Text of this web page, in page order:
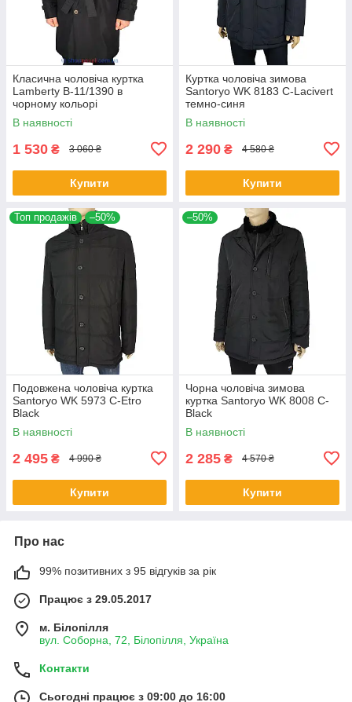
Класична чоловіча куртка
Lamberty B-11/1390 в
чорному кольорі
В наявності
1 530 ₴ 3 060 ₴
Купити
Куртка чоловіча зимова
Santoryo WK 8183 С-Lacivert
темно-синя
В наявності
2 290 ₴ 4 580 ₴
Купити
Топ продажів –50%
Подовжена чоловіча куртка
Santoryo WK 5973 C-Etro
Black
В наявності
2 495 ₴ 4 990 ₴
Купити
–50%
Чорна чоловіча зимова
куртка Santoryo WK 8008 C-
Black
В наявності
2 285 ₴ 4 570 ₴
Купити
Про нас
99% позитивних з 95 відгуків за рік
Працює з 29.05.2017
м. Білопілля
вул. Соборна, 72, Білопілля, Україна
Контакти
Сьогодні працює з 09:00 до 16:00